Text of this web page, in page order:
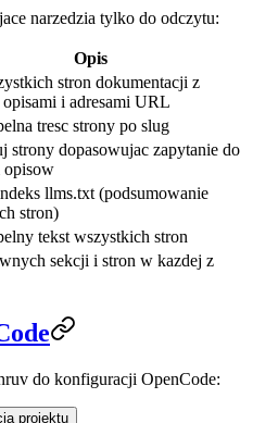
narzedzia tylko do odczytu:
Opis
stron dokumentacji z
i adresami URL
tresc strony po slug
strony dopasowujac zapytanie do
llms.txt (podsumowanie
stron)
tekst wszystkich stron
sekcji i stron w kazdej z
do konfiguracji OpenCode:
projektu